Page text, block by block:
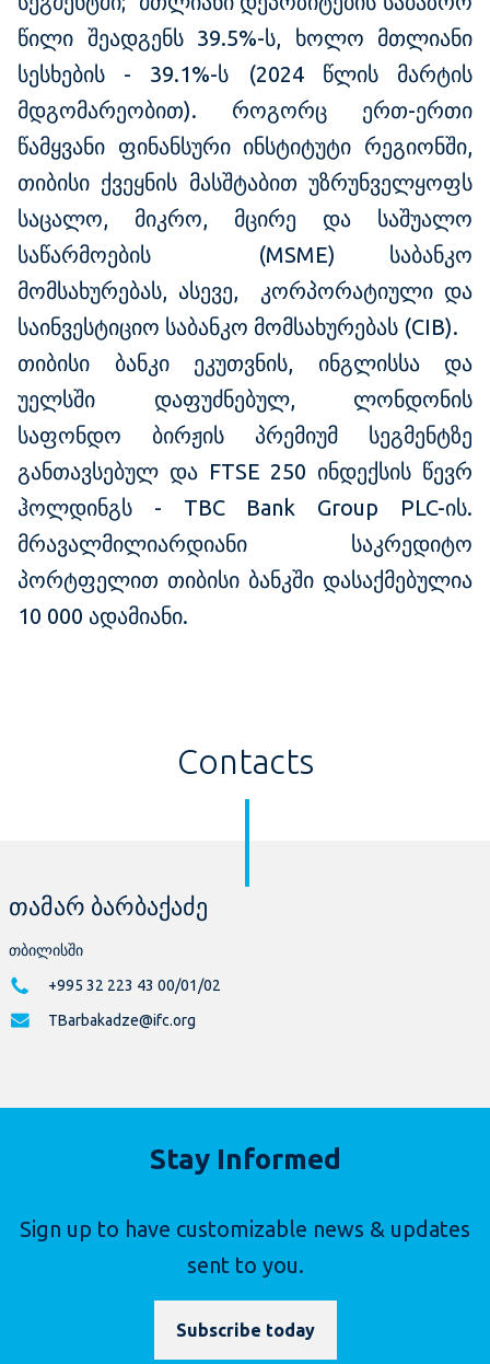
წილი შეადგენს 39.5%-ს, ხოლო მთლიანი
სესხების - 39.1%-ს (2024 წლის მარტის
მდგომარეობით). როგორც ერთ-ერთი
წამყვანი ფინანსური ინსტიტუტი რეგიონში,
თიბისი ქვეყნის მასშტაბით უზრუნველყოფს
საცალო, მიკრო, მცირე და საშუალო
საწარმოების (MSME) საბანკო
მომსახურებას, ასევე, კორპორატიული და
საინვესტიციო საბანკო მომსახურებას (CIB).
თიბისი ბანკი ეკუთვნის, ინგლისსა და
უელსში დაფუძნებულ, ლონდონის
საფონდო ბირჟის პრემიუმ სეგმენტზე
განთავსებულ და FTSE 250 ინდექსის წევრ
ჰოლდინგს - TBC Bank Group PLC-ის.
მრავალმილიარდიანი საკრედიტო
პორტფელით თიბისი ბანკში დასაქმებულია
10 000 ადამიანი.
Contacts
თამარ ბარბაქაძე
თბილისში
+995 32 223 43 00/01/02
TBarbakadze@ifc.org
Stay Informed
Sign up to have customizable news & updates
sent to you.
Subscribe today